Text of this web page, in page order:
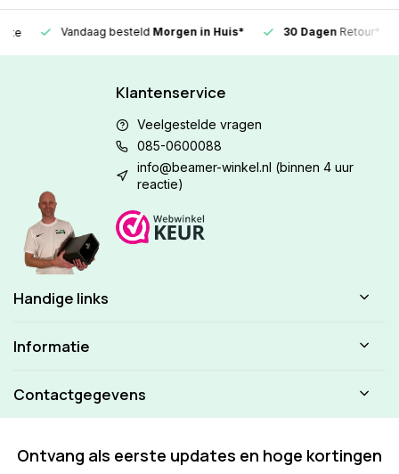
Vandaag besteldMorgen in Huis* 30 DagenRetour*
Klantenservice
Veelgestelde vragen
085-0600088
info@beamer-winkel.nl (binnen 4 uur
reactie)
Handige links
Informatie
Contactgegevens
Ontvang als eerste updates en hoge kortingen